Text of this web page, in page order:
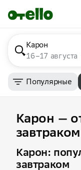
Карон
16–17 августа
Популярные
Карон —
завтраком
Карон:
завтраком